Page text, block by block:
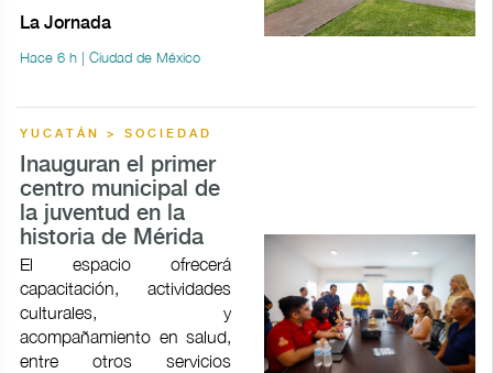
La Jornada
Hace 6 h | Ciudad de México
YUCATÁN > SOCIEDAD
Inauguran el primer
centro municipal de
la juventud en la
historia de Mérida
El espacio ofrecerá
capacitación, actividades
culturales, y
acompañamiento en salud,
entre otros servicios